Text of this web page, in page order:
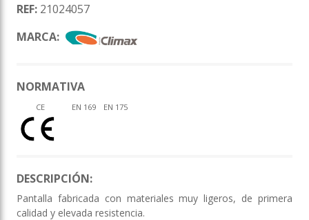
REF: 21024057
MARCA:
NORMATIVA
CE EN 169 EN 175
DESCRIPCIÓN:
Pantalla fabricada con materiales muy ligeros, de primera
calidad y elevada resistencia.